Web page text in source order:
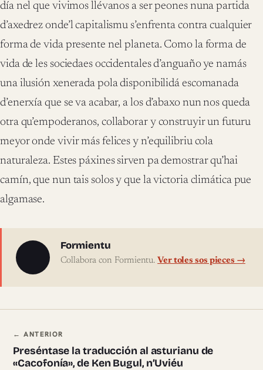
día nel que vivimos llévanos a ser peones nuna partida
d’axedrez onde’l capitalismu s’enfrenta contra cualquier
forma de vida presente nel planeta. Como la forma de
vida de les sociedaes occidentales d’anguaño ye namás
una ilusión xenerada pola disponibilidá escomanada
d’enerxía que se va acabar, a los d’abaxo nun nos queda
otra qu’empoderanos, collaborar y construyir un futuru
meyor onde vivir más felices y n’equilibriu cola
naturaleza. Estes páxines sirven pa demostrar qu’hai
camín, que nun tais solos y que la victoria climática pue
algamase.
Sobre l'autor
Formientu
Collabora con Formientu. Ver toles sos pieces →
Navegación ente pieces
← ANTERIOR
Preséntase la traducción al asturianu de
«Cacofonía», de Ken Bugul, n’Uviéu